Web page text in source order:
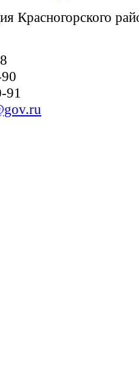
Красногорского
91